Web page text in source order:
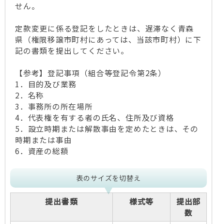
せん。
定款変更に係る登記をしたときは、遅滞なく青森
県（権限移譲市町村にあっては、当該市町村）に下
記の書類を提出してください。
【参考】登記事項（組合等登記令第2条）
1．目的及び業務
2．名称
3．事務所の所在場所
4．代表権を有する者の氏名、住所及び資格
5．設立時期または解散事由を定めたときは、その
時期または事由
6．資産の総額
表のサイズを切替え
提出書類 様式等
提出部
数